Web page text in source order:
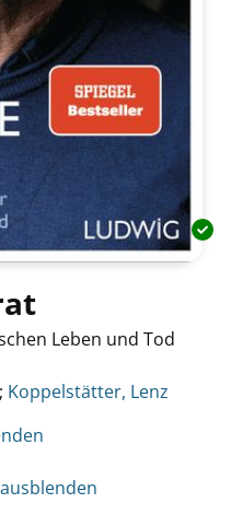
Leben und Tod
Verfasser
; Koppelstätter, Lenz